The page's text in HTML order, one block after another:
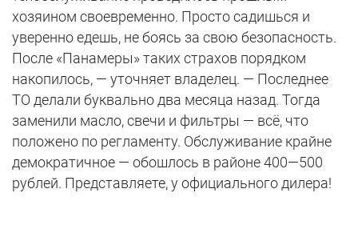
хозяином своевременно. Просто садишься и
уверенно едешь, не боясь за свою безопасность.
После «Панамеры» таких страхов порядком
накопилось, — уточняет владелец. — Последнее
ТО делали буквально два месяца назад. Тогда
заменили масло, свечи и фильтры — всё, что
положено по регламенту. Обслуживание крайне
демократичное — обошлось в районе 400—500
рублей. Представляете, у официального дилера!